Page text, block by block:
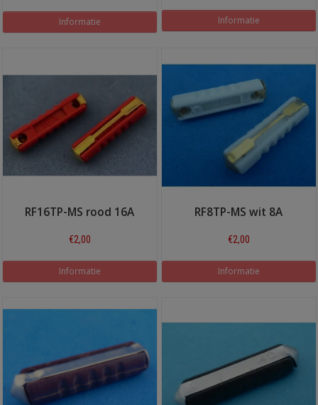
Informatie Informatie
RF16TP-MS rood 16A
€2,00
Informatie
RF8TP-MS wit 8A
€2,00
Informatie